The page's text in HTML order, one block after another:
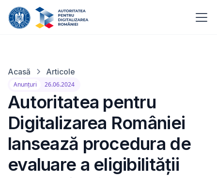
Acasă Articole
Anunțuri 26.06.2024
Autoritatea pentru
Digitalizarea României
lansează procedura de
evaluare a eligibilității